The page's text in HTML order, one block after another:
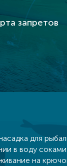
запретов
для
в воду
на